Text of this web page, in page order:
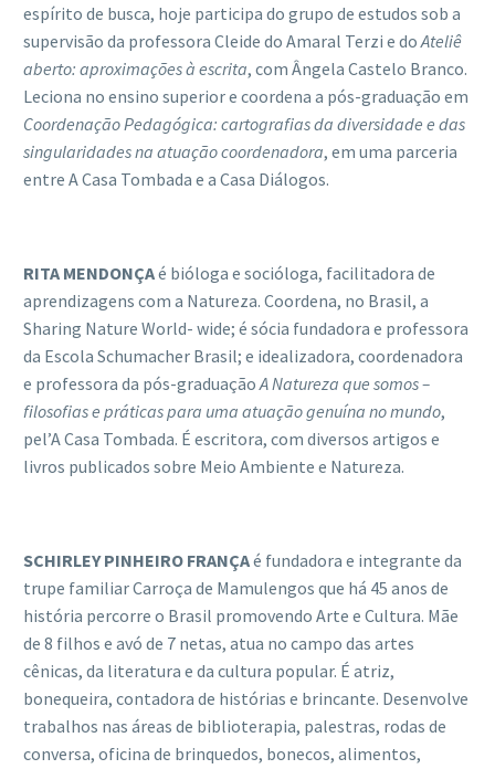
espírito de busca, hoje participa do grupo de estudos sob a
supervisão da professora Cleide do Amaral Terzi e do Ateliê
aberto: aproximaçõesà escrita, com Ângela Castelo Branco.
Leciona no ensino superior e coordena a pós-graduação em
Coordenação Pedagógica: cartografias da diversidade e das
singularidades na atuação coordenadora, em uma parceria
entre A Casa Tombada e a Casa Diálogos.
RITA MENDONÇAé bióloga e socióloga, facilitadora de
aprendizagens com a Natureza. Coordena, no Brasil, a
Sharing Nature World- wide; é sócia fundadora e professora
da Escola Schumacher Brasil; e idealizadora, coordenadora
e professora da pós-graduação A Natureza que somos –
filosofias e práticas para uma atuação genuína no mundo,
pel’A Casa Tombada. É escritora, com diversos artigos e
livros publicados sobre Meio Ambiente e Natureza.
SCHIRLEY PINHEIRO FRANÇAé fundadora e integrante da
trupe familiar Carroça de Mamulengos que há 45 anos de
história percorre o Brasil promovendo Arte e Cultura. Mãe
de 8 filhos e avó de 7 netas, atua no campo das artes
cênicas, da literatura e da cultura popular. É atriz,
bonequeira, contadora de histórias e brincante. Desenvolve
trabalhos nas áreas de biblioterapia, palestras, rodas de
conversa, oficina de brinquedos, bonecos, alimentos,